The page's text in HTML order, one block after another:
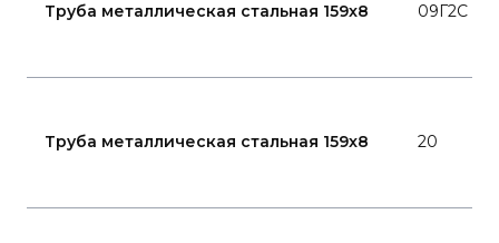
Труба металлическая стальная 159x8 09Г2С
Труба металлическая стальная 159x8 20